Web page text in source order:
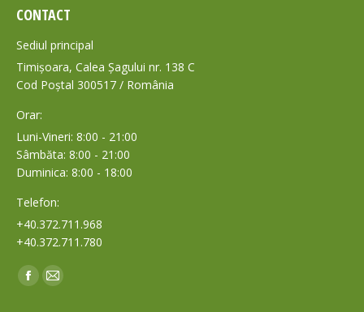
CONTACT
Sediul principal
Timișoara, Calea Șagului nr. 138 C
Cod Poștal 300517 / România
Orar:
Luni-Vineri: 8:00 - 21:00
Sâmbăta: 8:00 - 21:00
Duminica: 8:00 - 18:00
Telefon:
+40.372.711.968
+40.372.711.780
Find us on:
Facebook
Mail